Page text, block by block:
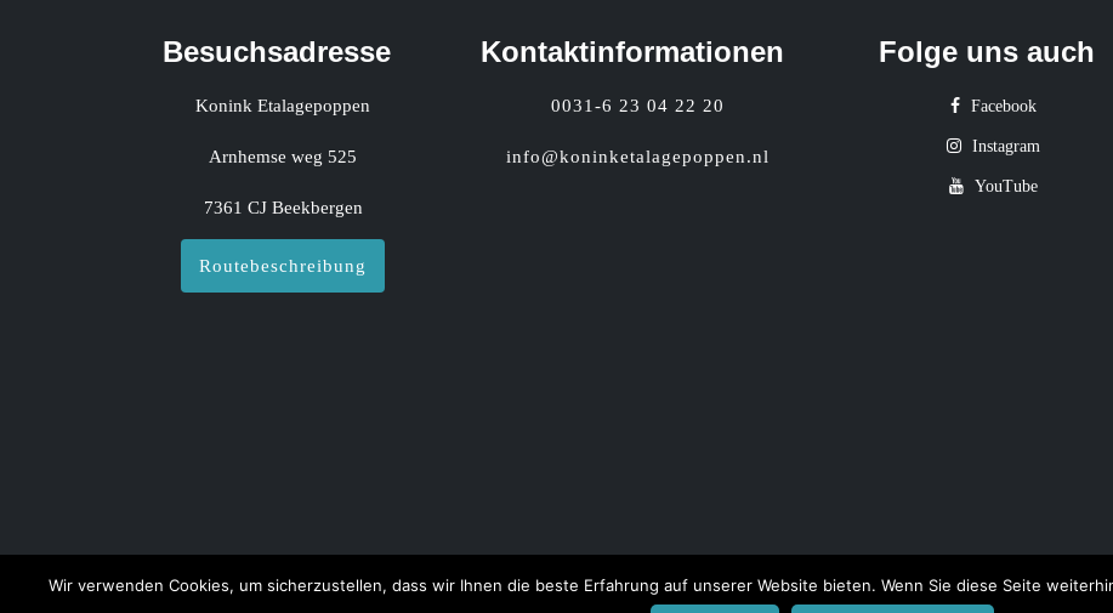
Besuchsadresse
Konink Etalagepoppen
Arnhemse weg 525
7361 CJ Beekbergen
Routebeschreibung
Kontaktinformationen
0031-6 23 04 22 20
info@koninketalagepoppen.nl
Folge uns auch
Facebook
Instagram
YouTube
Wir verwenden Cookies, um sicherzustellen, dass wir Ihnen die beste Erfahrung auf unserer Website bieten. Wenn Sie diese Seite